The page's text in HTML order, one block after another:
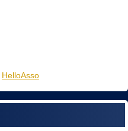
HelloAsso